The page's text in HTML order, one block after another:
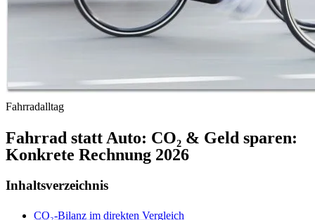
Fahrradalltag
Fahrrad statt Auto: CO₂ & Geld sparen:
Konkrete Rechnung 2026
Inhaltsverzeichnis
CO₂-Bilanz im direkten Vergleich